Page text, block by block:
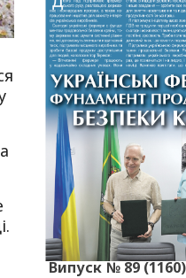
Випуск № 89 (1160)